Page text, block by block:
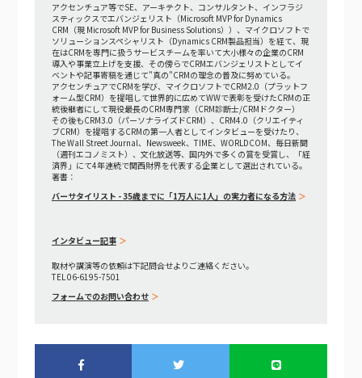
アクセンチュア等でSE、アーキテクト、コンサルタント、インフラジ
スティックスでエバンジェリスト（Microsoft MVP for Dynamics
CRM（現 Microsoft MVP for Business Solutions））、マイクロソフトで
ソリューションスペシャリスト（Dynamics CRM製品担当）を経て、現
在はCRMを専門に扱うサービスチームを率いて大小様々の企業のCRM
導入や事業立上げを支援、その傍らでCRMエバンジェリストとしてイ
ベントや記事寄稿を通じて"真の"CRMの理念の普及に努めている。
アクセンチュアでCRMを学び、マイクロソフトでCRM2.0（プラットフ
ォーム型CRM）を提唱して世界的に広めてWWで表彰を受けたCRMの正
統後継者にして現役最長のCRM専門家（CRM診断士/CRMドクター）
その後もCRM3.0（パーソナライズドCRM）、CRM4.0（クリエイティ
ブCRM）を提唱するCRMの第一人者としてインタビューを受けたり、
The Wall Street Journal、Newsweek、TIME、WORLDCOM、毎日新聞
（週刊エコノミスト）、文化放送等、国内外で多くの賞を受賞し、「経
済界」にて4年連続で関西財界を代表する企業として選出されている。
著書：
バーサタイリスト - 35歳までに「1万人に1人」の実力者になる方法
インタビュー記事
取材や講演等の依頼は下記問合せよりご連絡ください。
TEL 06-6195-7501
フォームでのお問い合わせ